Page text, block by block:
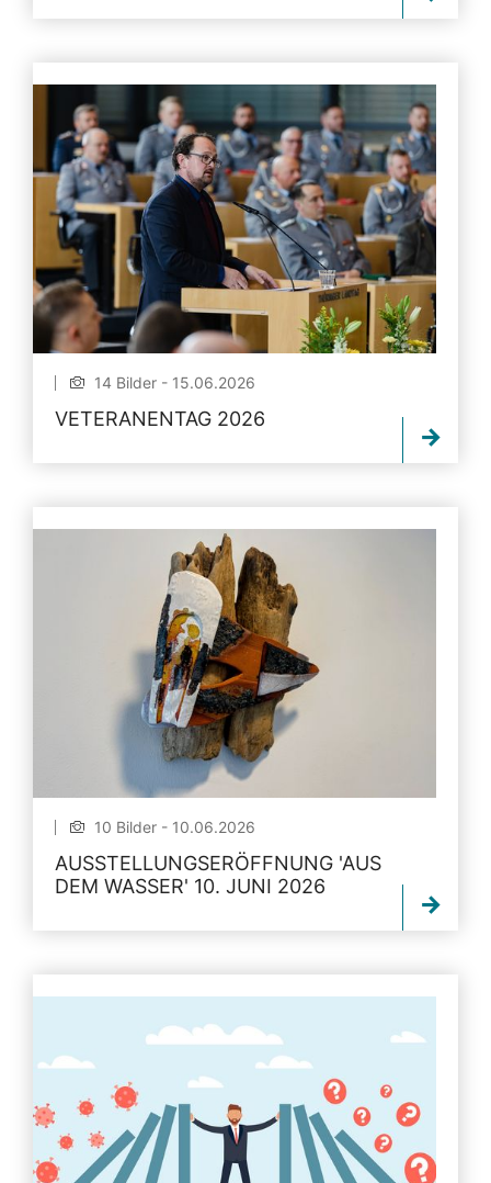
14 Bilder - 15.06.2026
VETERANENTAG 2026
10 Bilder - 10.06.2026
AUSSTELLUNGSERÖFFNUNG 'AUS
DEM WASSER' 10. JUNI 2026